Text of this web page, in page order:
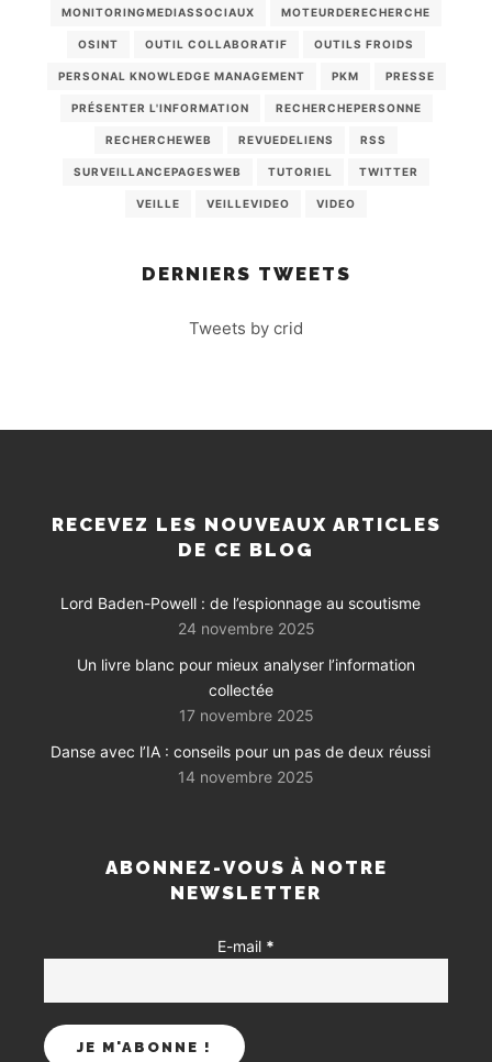
MONITORINGMEDIASSOCIAUX MOTEURDERECHERCHE
OSINT OUTIL COLLABORATIF OUTILS FROIDS
PERSONAL KNOWLEDGE MANAGEMENT PKM PRESSE
PRÉSENTER L'INFORMATION RECHERCHEPERSONNE
RECHERCHEWEB REVUEDELIENS RSS
SURVEILLANCEPAGESWEB TUTORIEL TWITTER
VEILLE VEILLEVIDEO VIDEO
DERNIERS TWEETS
Tweets by crid
RECEVEZ LES NOUVEAUX ARTICLES
DE CE BLOG
Lord Baden-Powell : de l’espionnage au scoutisme
24 novembre 2025
Un livre blanc pour mieux analyser l’information
collectée
17 novembre 2025
Danse avec l’IA : conseils pour un pas de deux réussi
14 novembre 2025
ABONNEZ-VOUS À NOTRE
NEWSLETTER
E-mail *